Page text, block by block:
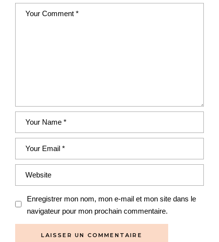
Enregistrer mon nom, mon e-mail et mon site dans le
navigateur pour mon prochain commentaire.
LAISSER UN COMMENTAIRE